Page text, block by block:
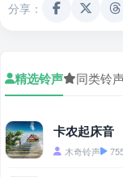
分享：
精选铃声 同类铃
卡农起床音
木奇铃声